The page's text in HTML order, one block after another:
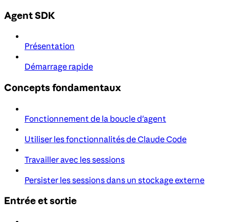
Agent SDK
Présentation
Démarrage rapide
Concepts fondamentaux
Fonctionnement de la boucle d'agent
Utiliser les fonctionnalités de Claude Code
Travailler avec les sessions
Persister les sessions dans un stockage externe
Entrée et sortie